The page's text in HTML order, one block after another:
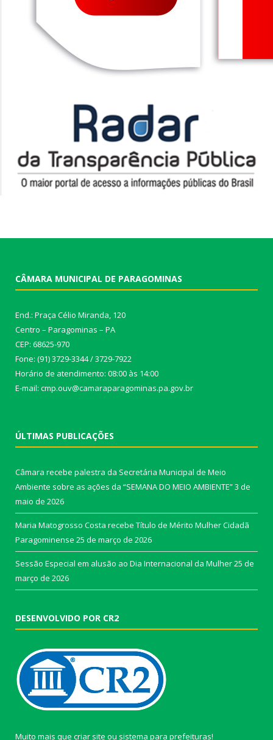
CÂMARA MUNICIPAL DE PARAGOMINAS
End.: Praça Célio Miranda, 120
Centro – Paragominas – PA
CEP: 68625-970
Fone: (91) 3729-3344 / 3729-7922
Horário de atendimento: 08:00 às 14:00
E-mail: cmp.ouv@camaraparagominas.pa.gov.br
ÚLTIMAS PUBLICAÇÕES
Câmara recebe palestra da Secretária Municipal de Meio
Ambiente sobre as ações da “SEMANA DO MEIO AMBIENTE”3 de
maio de 2026
Maria Matogrosso Costa recebe Título de Mérito Mulher Cidadã
Paragominense 25 de março de 2026
Sessão Especial em alusão ao Dia Internacional da Mulher25 de
março de 2026
DESENVOLVIDO POR CR2
Muito mais que criar site ou sistema para prefeituras!